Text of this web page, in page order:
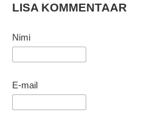
LISA KOMMENTAAR
Nimi
E-mail